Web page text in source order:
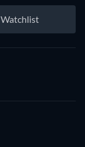
Watchlist